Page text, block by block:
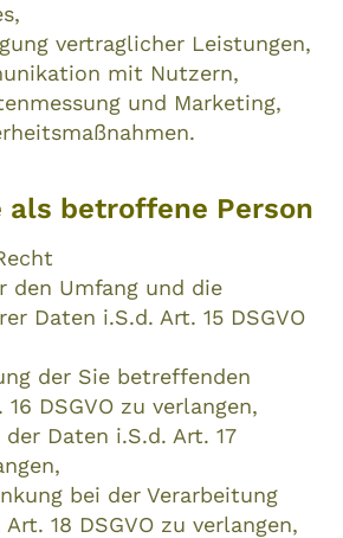
vertraglicher Leistungen,
mit Nutzern,
und Marketing,
als betroffene Person
den Umfang und die
Daten i.S.d. Art. 15 DSGVO
der Sie betreffenden
DSGVO zu verlangen,
Daten i.S.d. Art. 17
bei der Verarbeitung
18 DSGVO zu verlangen,